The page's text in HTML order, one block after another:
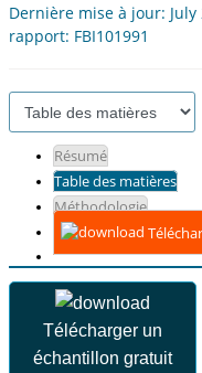
Dernière mise à jour:
rapport: FBI101991
Résumé
Table des matières
Méthodologie
Télécharger un
échantillon gratuit